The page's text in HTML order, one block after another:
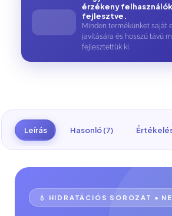
érzékeny felhasználók
fejlesztve.
Minden termékünket saját
javítására és hosszú távú
fejlesztettük ki.
Leírás Hasonló (7)
💧 HIDRATÁCIÓS SOROZAT •